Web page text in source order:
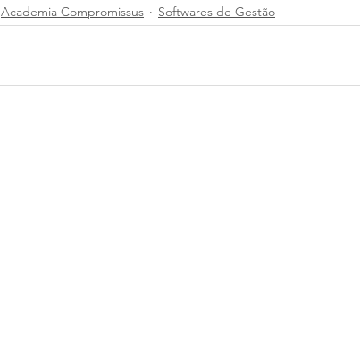
Academia Compromissus Softwares de Gestão